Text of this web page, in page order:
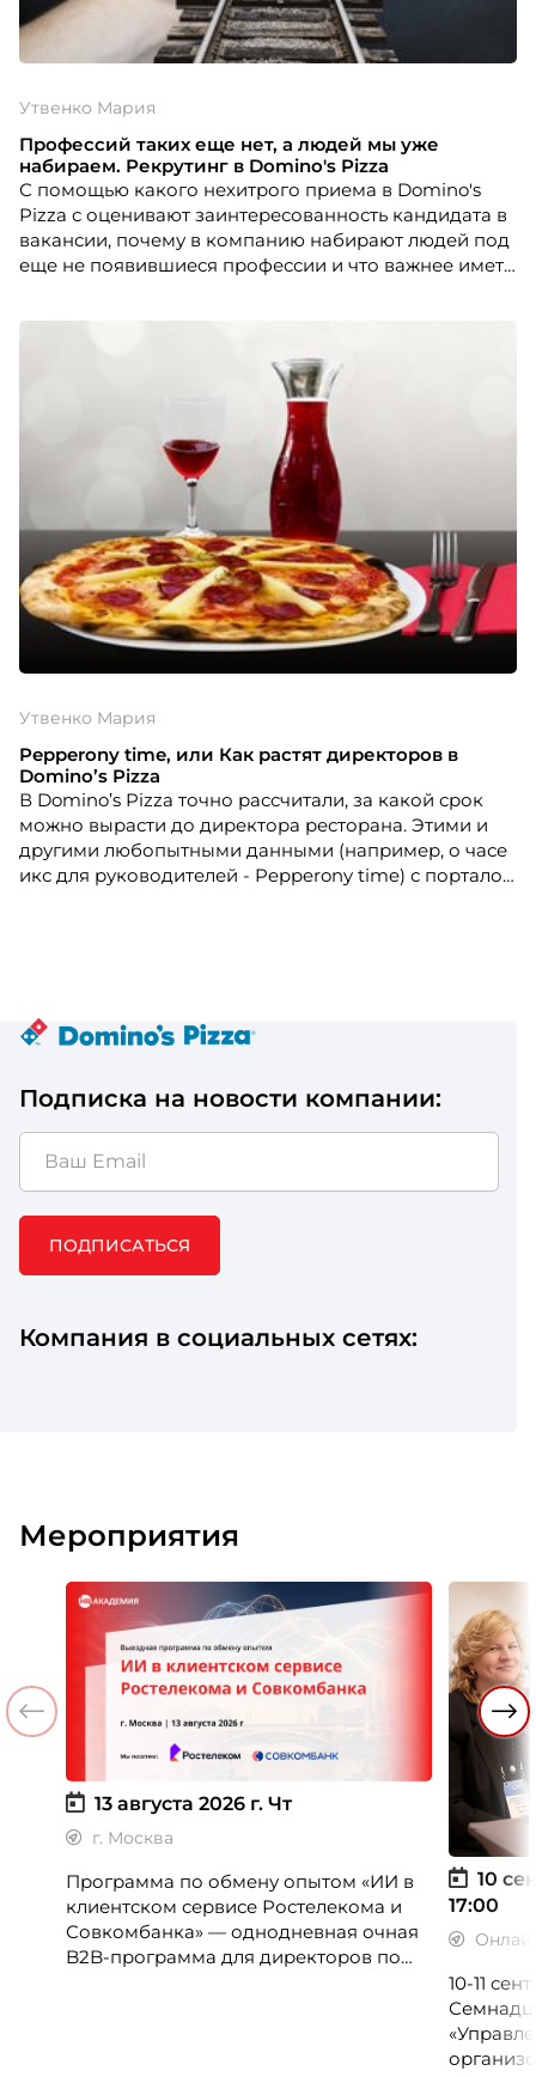
Утвенко Мария
Профессий таких еще нет, а людей мы уже
набираем. Рекрутинг в Domino's Pizza
С помощью какого нехитрого приема в Domino's
Pizza с оценивают заинтересованность кандидата в
вакансии, почему в компанию набирают людей под
еще не появившиеся профессии и что важнее иметь
первую очередь, порталу HR-tv.ru рассказала HR-
Утвенко Мария
Pepperony time, или Как растят директоров в
Domino’s Pizza
В Domino’s Pizza точно рассчитали, за какой срок
можно вырасти до директора ресторана. Этими и
другими любопытными данными (например, о часе
икс для руководителей - Pepperony time) с порталом
Подписка на новости компании:
ПОДПИСАТЬСЯ
Компания в социальных сетях:
Мероприятия
13 августа 2026 г. Чт
г. Москва
Программа по обмену опытом «ИИ в
клиентском сервисе Ростелекома и
Совкомбанка» — однодневная очная
B2B-программа для директоров по
10
17:00
10-11